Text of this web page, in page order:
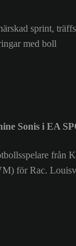
sprint,
med boll
Sonis i EA
från
för Rac.